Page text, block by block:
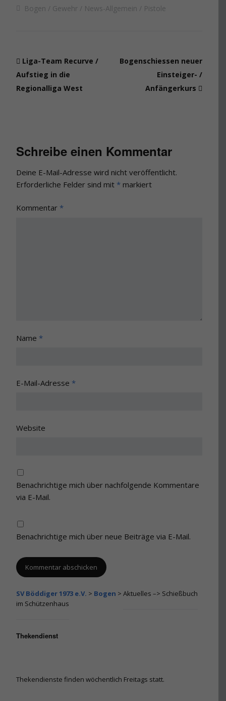
Bogen Gewehr News-Allgemein Pistole
Liga-Team Recurve /
Aufstieg in die
Regionalliga West
Bogenschiessen neuer
Einsteiger- /
Anfängerkurs
Schreibe einen Kommentar
Deine E-Mail-Adresse wird nicht veröffentlicht.
Erforderliche Felder sind mit * markiert
Kommentar *
Name *
E-Mail-Adresse *
Website
Benachrichtige mich über nachfolgende Kommentare
via E-Mail.
Benachrichtige mich über neue Beiträge via E-Mail.
Alternative:
SV Böddiger 1973 e.V. > Bogen > Aktuelles –> Schießbuch
im Schützenhaus
Thekendienst
Thekendienste finden wöchentlich Freitags statt.